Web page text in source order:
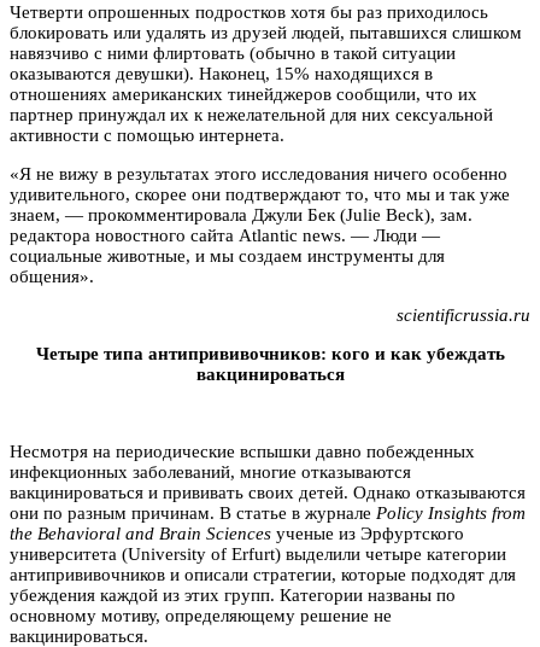
Четверти опрошенных подростков хотя бы раз приходилось
блокировать или удалять из друзей людей, пытавшихся слишком
навязчиво с ними флиртовать (обычно в такой ситуации
оказываются девушки). Наконец, 15% находящихся в
отношениях американских тинейджеров сообщили, что их
партнер принуждал их к нежелательной для них сексуальной
активности с помощью интернета.
«Я не вижу в результатах этого исследования ничего особенно
удивительного, скорее они подтверждают то, что мы и так уже
знаем, — прокомментировала Джули Бек (Julie Beck), зам.
редактора новостного сайта Atlantic news. — Люди —
социальные животные, и мы создаем инструменты для
общения».
scientificrussia.ru
Четыре типа антипрививочников: кого и как убеждать
вакцинироваться
Несмотря на периодические вспышки давно побежденных
инфекционных заболеваний, многие отказываются
вакцинироваться и прививать своих детей. Однако отказываются
они по разным причинам. В статье в журнале Policy Insights from
the Behavioral and Brain Sciences ученые из Эрфуртского
университета (University of Erfurt) выделили четыре категории
антипрививочников и описали стратегии, которые подходят для
убеждения каждой из этих групп. Категории названы по
основному мотиву, определяющему решение не
вакцинироваться.